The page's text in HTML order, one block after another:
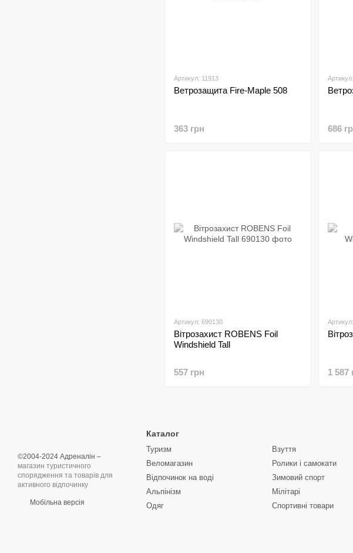
Артикул: 11913
Ветрозащита Fire-Maple 508
363 грн 686
Артикул: 690130
Вітрозахист ROBENS Foil
Windshield Tall
557 грн 1 587
©2004-2024 Адреналін –
магазин туристичного
спорядження та товарів для
активного відпочинку
Мобільна версія
Каталог
Туризм
Веломагазин
Відпочинок на воді
Альпінізм
Одяг
Взуття
Ролики і самокати
Зимовий спорт
Мілітарі
Спортивні товари